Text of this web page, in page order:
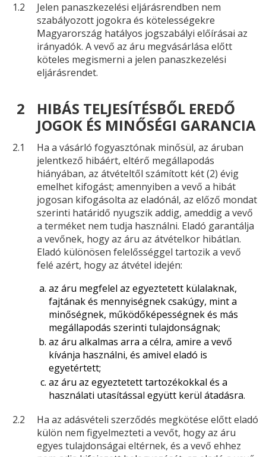
1.2
Jelen panaszkezelési eljárásrendben nem
szabályozott jogokra és kötelességekre
Magyarország hatályos jogszabályi előírásai az
irányadók. A vevő az áru megvásárlása előtt
köteles megismerni a jelen panaszkezelési
eljárásrendet.
2
HIBÁS TELJESÍTÉSBŐL EREDŐ
JOGOK ÉS MINŐSÉGI GARANCIA
2.1
Ha a vásárló fogyasztónak minősül, az áruban
jelentkező hibáért, eltérő megállapodás
hiányában, az átvételtől számított két (2) évig
emelhet kifogást; amennyiben a vevő a hibát
jogosan kifogásolta az eladónál, az előző mondat
szerinti határidő nyugszik addig, ameddig a vevő
a terméket nem tudja használni. Eladó garantálja
a vevőnek, hogy az áru az átvételkor hibátlan.
Eladó különösen felelősséggel tartozik a vevő
felé azért, hogy az átvétel idején:
az áru megfelel az egyeztetett külalaknak,
fajtának és mennyiségnek csakúgy, mint a
minőségnek, működőképességnek és más
megállapodás szerinti tulajdonságnak;
az áru alkalmas arra a célra, amire a vevő
kívánja használni, és amivel eladó is
egyetértett;
az áru az egyeztetett tartozékokkal és a
használati utasítással együtt kerül átadásra.
2.2
Ha az adásvételi szerződés megkötése előtt eladó
külön nem figyelmezteti a vevőt, hogy az áru
egyes tulajdonságai eltérnek, és a vevő ehhez